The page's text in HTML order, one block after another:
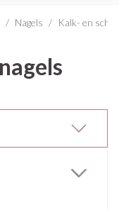
/ Nagels / Kalk- en